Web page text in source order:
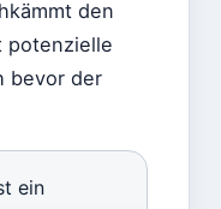
den
potenzielle
bevor der
ein